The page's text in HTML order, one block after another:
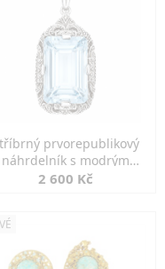
prvorepublikový
náhrdelník s modrým
spinelem
2 600 Kč